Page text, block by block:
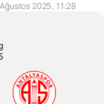
2025, 11:28